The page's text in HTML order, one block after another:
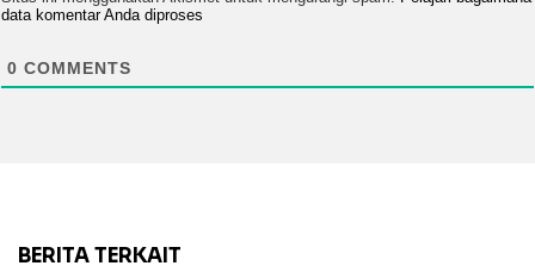
data komentar Anda diproses
0 COMMENTS
BERITA TERKAIT